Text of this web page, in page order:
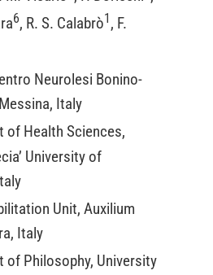
6, R. S. Calabrò1 , F.
Neurolesi Bonino-
Italy
of Health Sciences,
University of
Unit, Auxilium
Italy
of Philosophy, University